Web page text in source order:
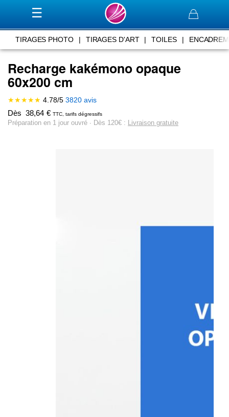
Panier
TIRAGES PHOTO | TIRAGES D'ART | TOILES |
Recharge kakémono opaque
60x200 cm
★★★★★ 4.78/5 3820 avis
Dès 38,64 € TTC, tarifs dégressifs
Préparation en 1 jour ouvré ∙ Dès 120€ : Livraison gratuite